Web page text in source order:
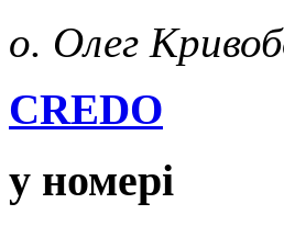
о. Олег
CREDO
у номері